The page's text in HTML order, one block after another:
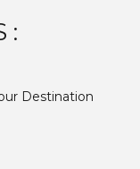
:
Destination